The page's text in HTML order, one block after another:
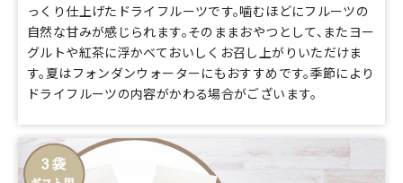
っくり仕上げたドライフルーツです。噛むほどにフルーツの
自然な甘みが感じられます。そのままおやつとして、またヨー
グルトや紅茶に浮かべておいしくお召し上がりいただけま
す。夏はフォンダンウォーターにもおすすめです。季節により
ドライフルーツの内容がかわる場合がございます。